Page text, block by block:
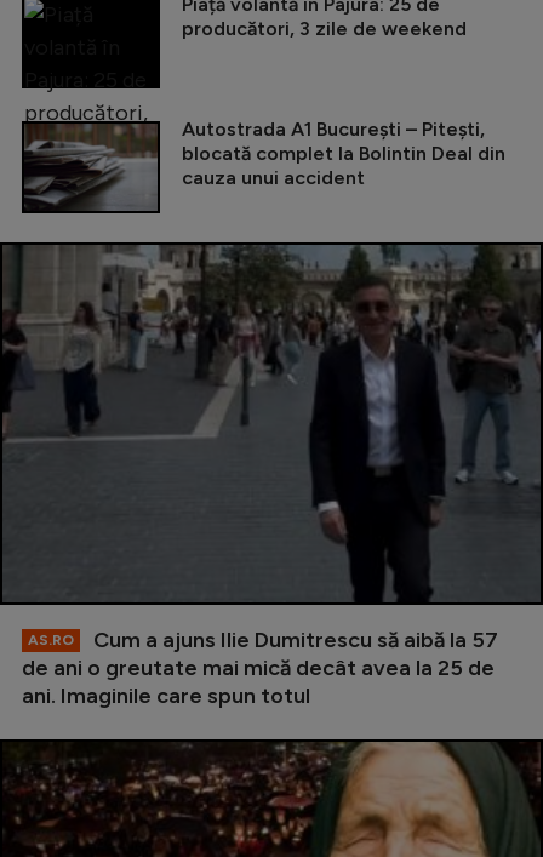
producători, 3 zile de weekend
Autostrada A1 București – Pitești,
blocată complet la Bolintin Deal din
cauza unui accident
AS.RO
Cum a ajuns Ilie Dumitrescu să aibă la 57
de ani o greutate mai mică decât avea la 25 de
ani. Imaginile care spun totul